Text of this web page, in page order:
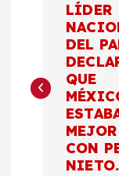
v
e
LÍDER
DEL
QUE
MEJOR
CON
NIETO.